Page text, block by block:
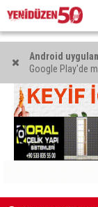
Android
Google Play'de